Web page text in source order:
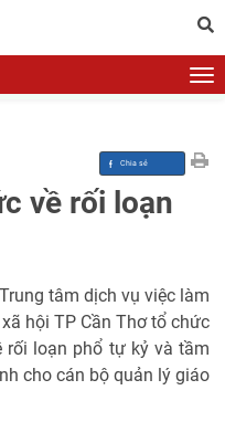
về rối loạn
tâm dịch vụ việc làm
hội TP Cần Thơ tổ chức
rối loạn phổ tự kỷ và tầm
cho cán bộ quản lý giáo